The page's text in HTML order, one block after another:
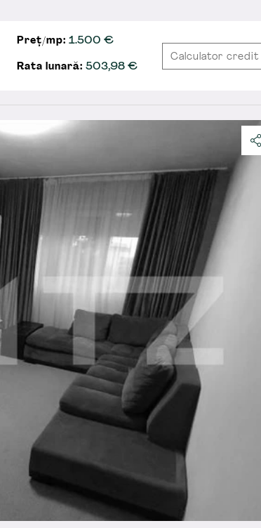
Preț/mp: 1.500 €
Rata lunară:503,98 €
Calculator credit